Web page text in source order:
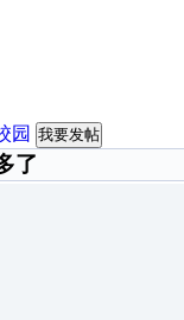
园 我要发帖
了